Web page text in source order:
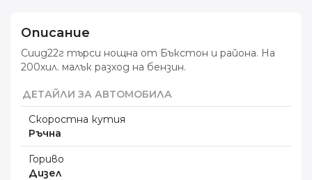
Описание
Сиид22г търси нощна от Бъкстон и района. На
200хил. малък разход на бензин.
ДЕТАЙЛИ ЗА АВТОМОБИЛА
Скоростна кутия
Ръчна
Гориво
Дизел